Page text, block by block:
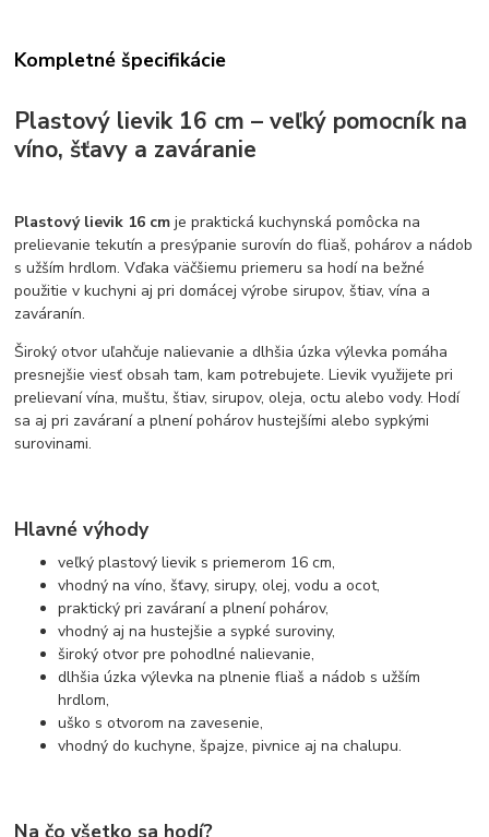
Kompletné špecifikácie
Plastový lievik 16 cm – veľký pomocník na
víno, šťavy a zaváranie
Plastový lievik 16 cm je praktická kuchynská pomôcka na
prelievanie tekutín a presýpanie surovín do fliaš, pohárov a nádob
s užším hrdlom. Vďaka väčšiemu priemeru sa hodí na bežné
použitie v kuchyni aj pri domácej výrobe sirupov, štiav, vína a
zaváranín.
Široký otvor uľahčuje nalievanie a dlhšia úzka výlevka pomáha
presnejšie viesť obsah tam, kam potrebujete. Lievik využijete pri
prelievaní vína, muštu, štiav, sirupov, oleja, octu alebo vody. Hodí
sa aj pri zaváraní a plnení pohárov hustejšími alebo sypkými
surovinami.
Hlavné výhody
veľký plastový lievik s priemerom 16 cm,
vhodný na víno, šťavy, sirupy, olej, vodu a ocot,
praktický pri zaváraní a plnení pohárov,
vhodný aj na hustejšie a sypké suroviny,
široký otvor pre pohodlné nalievanie,
dlhšia úzka výlevka na plnenie fliaš a nádob s užším
hrdlom,
uško s otvorom na zavesenie,
vhodný do kuchyne, špajze, pivnice aj na chalupu.
Na čo všetko sa hodí?